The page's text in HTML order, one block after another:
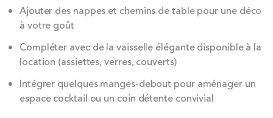
Ajouter des nappes et chemins de table pour une déco
à votre goût
Compléter avec de la vaisselle élégante disponible à la
location (assiettes, verres, couverts)
Intégrer quelques manges-debout pour aménager un
espace cocktail ou un coin détente convivial